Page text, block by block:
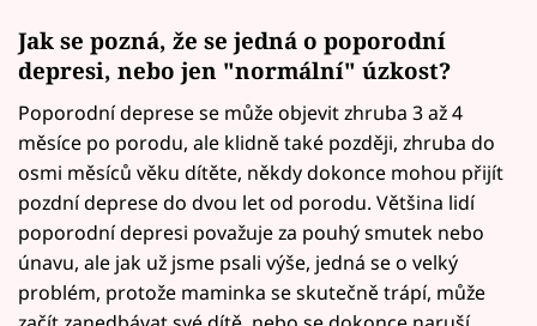
Jak se pozná, že se jedná o poporodní
depresi, nebo jen "normální" úzkost?
Poporodní deprese se může objevit zhruba 3 až 4
měsíce po porodu, ale klidně také později, zhruba do
osmi měsíců věku dítěte, někdy dokonce mohou přijít
pozdní deprese do dvou let od porodu. Většina lidí
poporodní depresi považuje za pouhý smutek nebo
únavu, ale jak už jsme psali výše, jedná se o velký
problém, protože maminka se skutečně trápí, může